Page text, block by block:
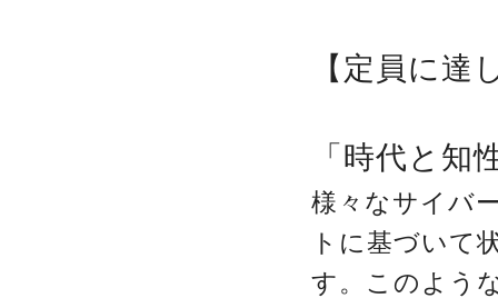
【定員に達
「時代と知
様々なサイバ
トに基づいて
す。このよう